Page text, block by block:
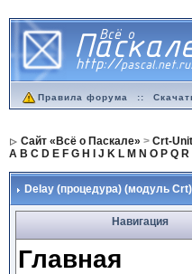
Правила форума ::
Сайт «Всё о Паскале» > Crt-Unit
A B C D E F G H J K L M N O P Q R
Delay (процедура) (модуль Crt)
Навигация
Главная